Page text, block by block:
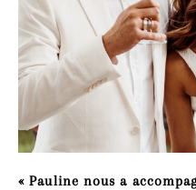
« Pauline nous a